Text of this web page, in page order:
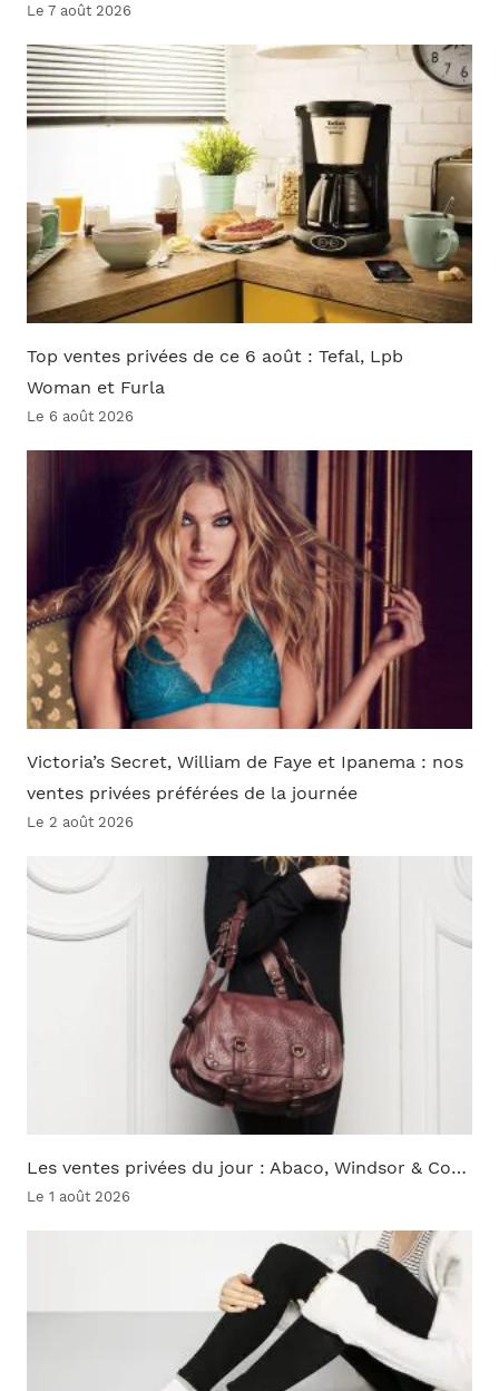
Le 7 août 2026
Top ventes privées de ce 6 août : Tefal, Lpb
Woman et Furla
Le 6 août 2026
Victoria’s Secret, William de Faye et Ipanema : nos
ventes privées préférées de la journée
Le 2 août 2026
Les ventes privées du jour : Abaco, Windsor & Co…
Le 1 août 2026